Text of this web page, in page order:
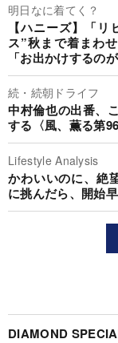
明日なに着てく？
【ハニーズ】「
ス”秋まで着まわ
「お出かけするの
続・続朝ドライフ
中村倫也の出番、
する〈風、薫る第96
Lifestyle Analysis
かわいいのに、絶
に挑んだら、開始
DIAMOND